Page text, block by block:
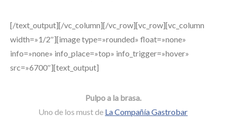
[/text_output][/vc_column][/vc_row][vc_row][vc_column
width=»1/2″][image type=»rounded» float=»none»
info=»none» info_place=»top» info_trigger=»hover»
src=»6700″][text_output]
Pulpo a la brasa.
Uno de los must de La Compañía Gastrobar